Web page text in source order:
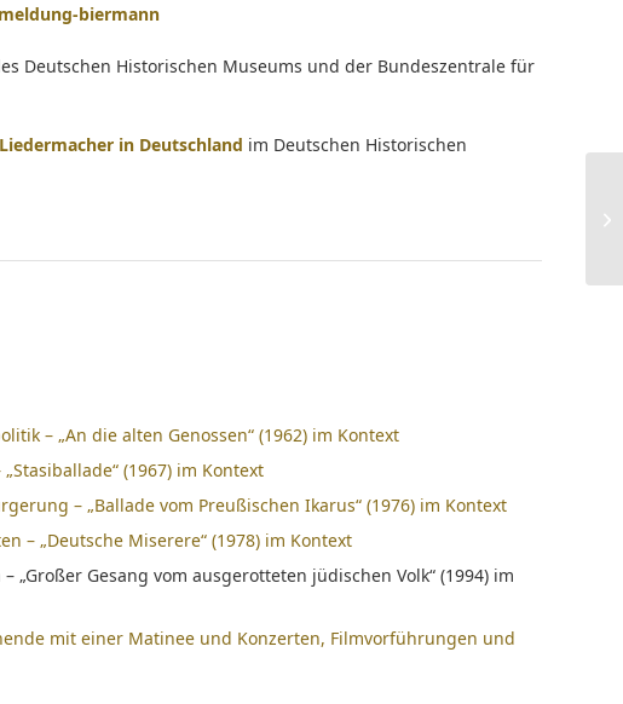
biermann
Deutschen Historischen Museums und der Bundeszentrale für
in Deutschland im Deutschen Historischen
– „An die alten Genossen“ (1962) im Kontext
(1967) im Kontext
– „Ballade vom Preußischen Ikarus“ (1976) im Kontext
– „Deutsche Miserere“ (1978) im Kontext
„Großer Gesang vom ausgerotteten jüdischen Volk“ (1994) im
mit einer Matinee und Konzerten, Filmvorführungen und